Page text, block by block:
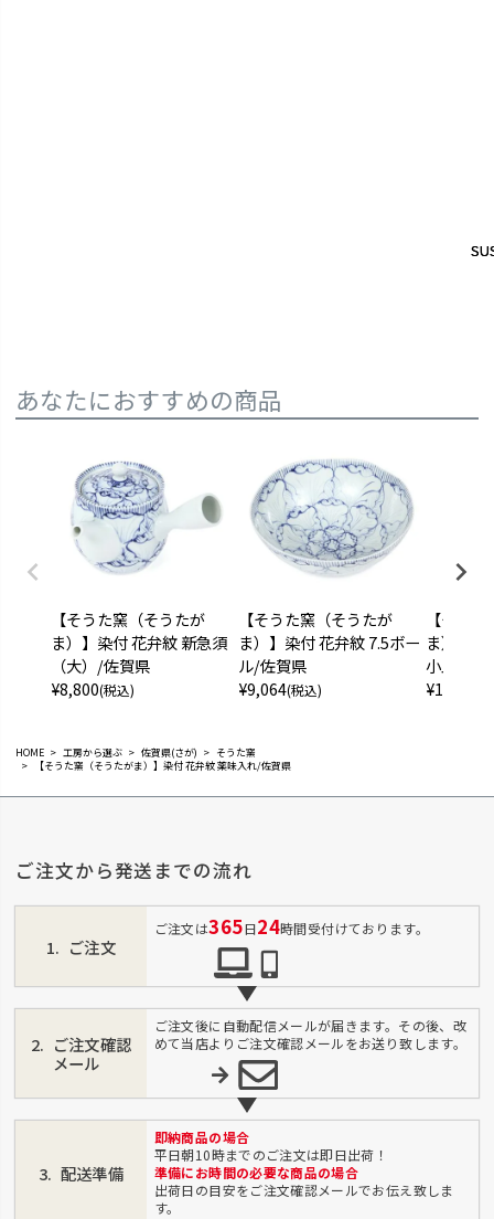
HOME 工房から選ぶ 佐賀県(さが)
そうた窯
【そうた窯（そうたがま）】染付 花弁紋 薬味入れ/佐賀県
あなたにおすすめの商品
【そうた窯（そうたが
ま）】染付 花弁紋 新急須
（大）/佐賀県
¥8,800(税込)
【そうた窯（そうたが
ま）】染付 花弁紋 7.5ボー
ル/佐賀県
¥9,064(税込)
【そう
ま）】染
小皿/佐
¥1,100
ご注文から発送までの流れ
ご注文
ご注文は365日24時間受付けております。
ご注文確認
メール
ご注文後に自動配信メールが届きます。その後、改
めて当店よりご注文確認メールをお送り致します。
配送準備
即納商品の場合
平日朝10時までのご注文は即日出荷！
準備にお時間の必要な商品の場合
出荷日の目安をご注文確認メールでお伝え致しま
す。